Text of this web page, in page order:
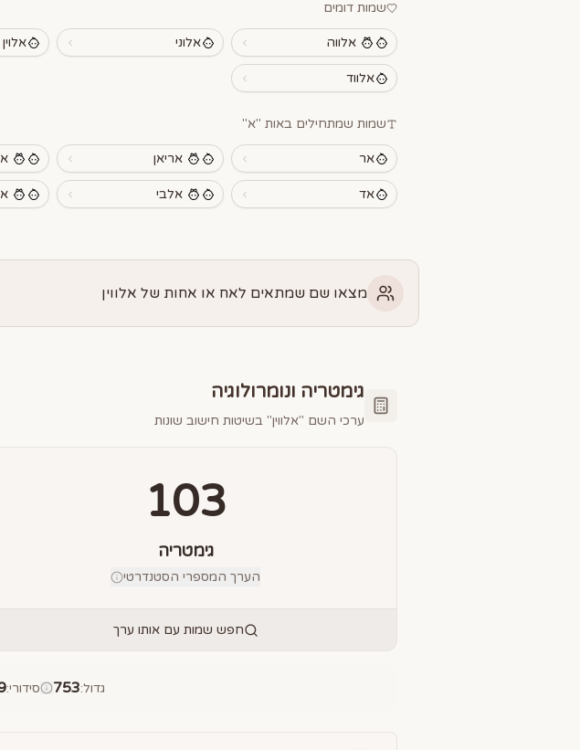
שמות דומים
אלווה אלוני אלוין
אלווד
שמות שמתחילים באות "א"
אר אריאן
אד אלבי
מצאו שם שמתאים לאח או אחות של אלווין
גימטריה ונומרולוגיה
ערכי השם "אלווין" בשיטות חישוב שונות
103
גימטריה
הערך המספרי הסטנדרטי
חפש שמות עם אותו ערך
גדול:
753 סידורי: